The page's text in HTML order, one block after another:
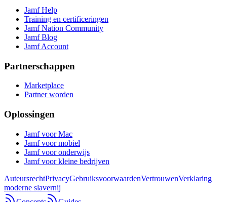
Jamf Help
Training en certificeringen
Jamf Nation Community
Jamf Blog
Jamf Account
Partnerschappen
Marketplace
Partner worden
Oplossingen
Jamf voor Mac
Jamf voor mobiel
Jamf voor onderwijs
Jamf voor kleine bedrijven
AuteursrechtPrivacyGebruiksvoorwaardenVertrouwenVerklaring
moderne slavernij